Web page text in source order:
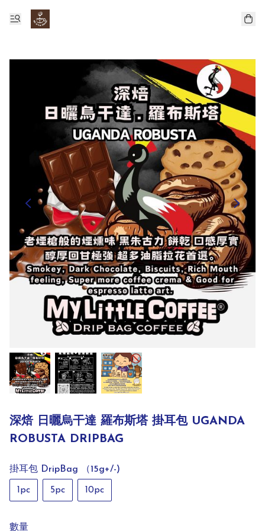
深焙 日曬烏干達 羅布斯塔 掛耳包 UGANDA
ROBUSTA DRIPBAG
掛耳包 DripBag （15g+/-)
1pc 5pc 10pc
數量